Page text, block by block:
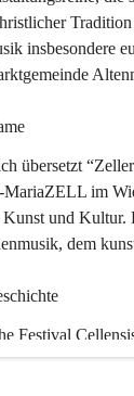
insbesondere
übersetzt
im
und Kultur.
dem
Festival